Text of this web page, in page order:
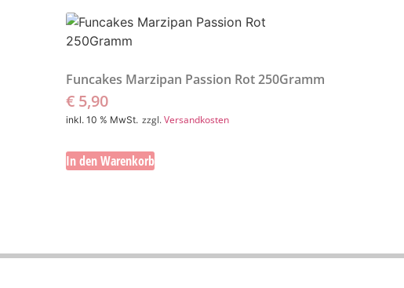
Funcakes Marzipan Passion Rot 250Gramm
€5,90
inkl. 10 % MwSt. zzgl.Versandkosten
In den Warenkorb